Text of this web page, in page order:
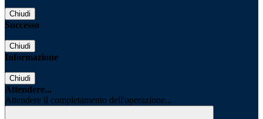
Chiudi
Successo
Chiudi
Informazione
Chiudi
Attendere...
Attendere il completamento dell'operazione...